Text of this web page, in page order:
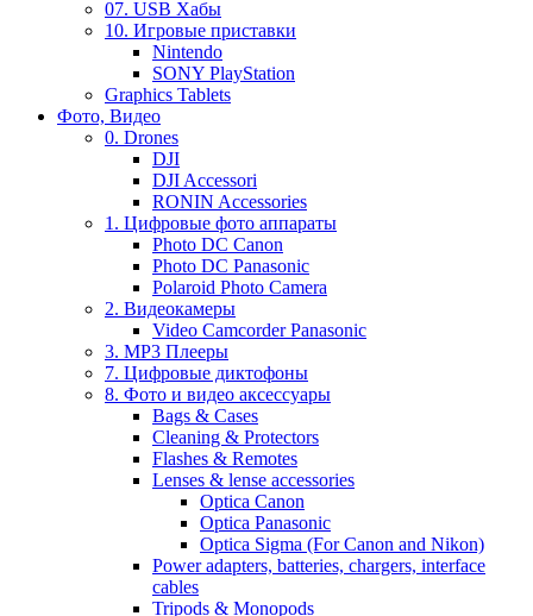
07. USB Хабы
10. Игровые приставки
Nintendo
SONY PlayStation
Graphics Tablets
Фото, Видео
0. Drones
DJI
DJI Accessori
RONIN Accessories
1. Цифровые фото аппараты
Photo DC Canon
Photo DC Panasonic
Polaroid Photo Camera
2. Видеокамеры
Video Camcorder Panasonic
3. MP3 Плееры
7. Цифровые диктофоны
8. Фото и видео аксессуары
Bags & Cases
Cleaning & Protectors
Flashes & Remotes
Lenses & lense accessories
Optica Canon
Optica Panasonic
Optica Sigma (For Canon and Nikon)
Power adapters, batteries, chargers, interface
cables
Tripods & Monopods